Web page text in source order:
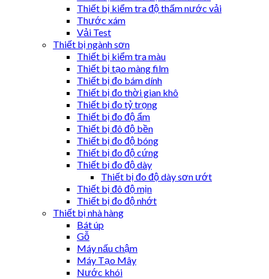
Thiết bị kiểm tra độ thấm nước vải
Thước xám
Vải Test
Thiết bị ngành sơn
Thiết bị kiểm tra màu
Thiết bị tạo màng film
Thiết bị đo bám dính
Thiết bị đo thời gian khô
Thiết bị đo tỷ trọng
Thiết bị đo độ ẩm
Thiết bị đô độ bền
Thiết bị đo độ bóng
Thiết bị đo độ cứng
Thiết bị đo độ dày
Thiết bị đo độ dày sơn ướt
Thiết bị đô độ mịn
Thiết bị đo độ nhớt
Thiết bị nhà hàng
Bát úp
Gỗ
Máy nấu chậm
Máy Tạo Mây
Nước khói